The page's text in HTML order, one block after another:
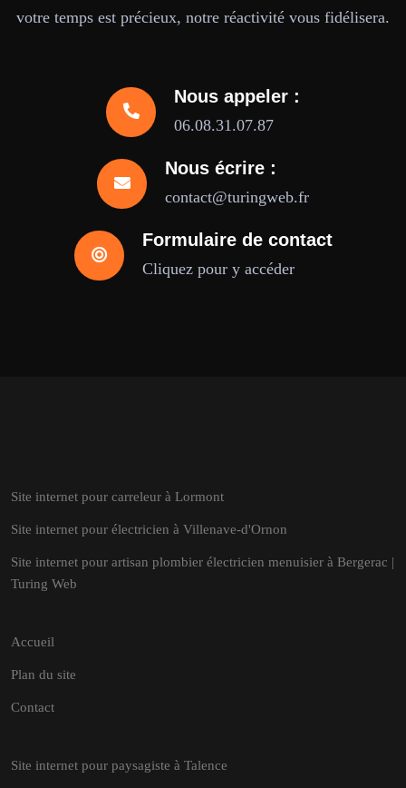
votre temps est précieux, notre réactivité vous fidélisera.
Nous appeler :
06.08.31.07.87
Nous écrire :
contact@turingweb.fr
Formulaire de contact
Cliquez pour y accéder
Site internet pour carreleur à Lormont
Site internet pour électricien à Villenave-d'Ornon
Site internet pour artisan plombier électricien menuisier à Bergerac |
Turing Web
Accueil
Plan du site
Contact
Site internet pour paysagiste à Talence